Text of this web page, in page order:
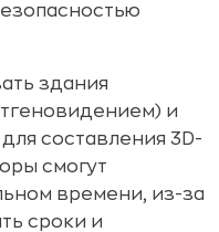
здания
и
составления 3D-
смогут
времени, из-за
сроки и